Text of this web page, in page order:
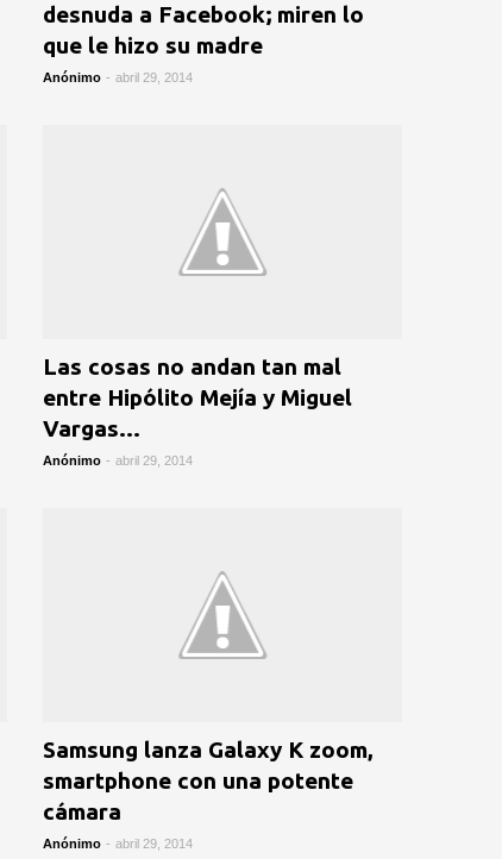
desnuda a Facebook; miren lo
que le hizo su madre
Anónimo - abril 29, 2014
Las cosas no andan tan mal
entre Hipólito Mejía y Miguel
Vargas...
Anónimo - abril 29, 2014
Samsung lanza Galaxy K zoom,
smartphone con una potente
cámara
Anónimo - abril 29, 2014